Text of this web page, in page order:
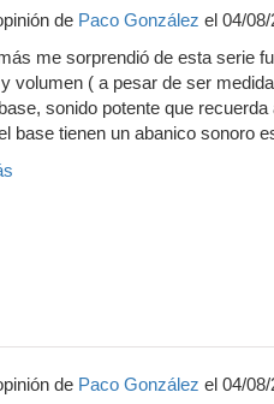
de Paco González el 04/
me sorprendió de esta serie
volumen ( a pesar de ser
sonido potente que
base tienen un abanico sonoro
de Paco González el 04/